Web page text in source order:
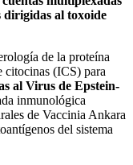
dirigidas al toxoide
de la proteína
(ICS) para
al Virus de Epstein-
inmunológica
de Vaccinia Ankara
del sistema